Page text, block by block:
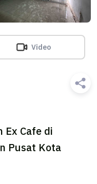
Video
Ex Cafe di
Pusat Kota